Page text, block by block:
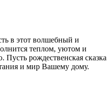
в этот волшебный и
теплом, уютом и
рождественская сказка
и мир Вашему дому.